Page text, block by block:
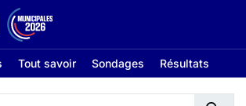
Tout savoir Sondages Résultats